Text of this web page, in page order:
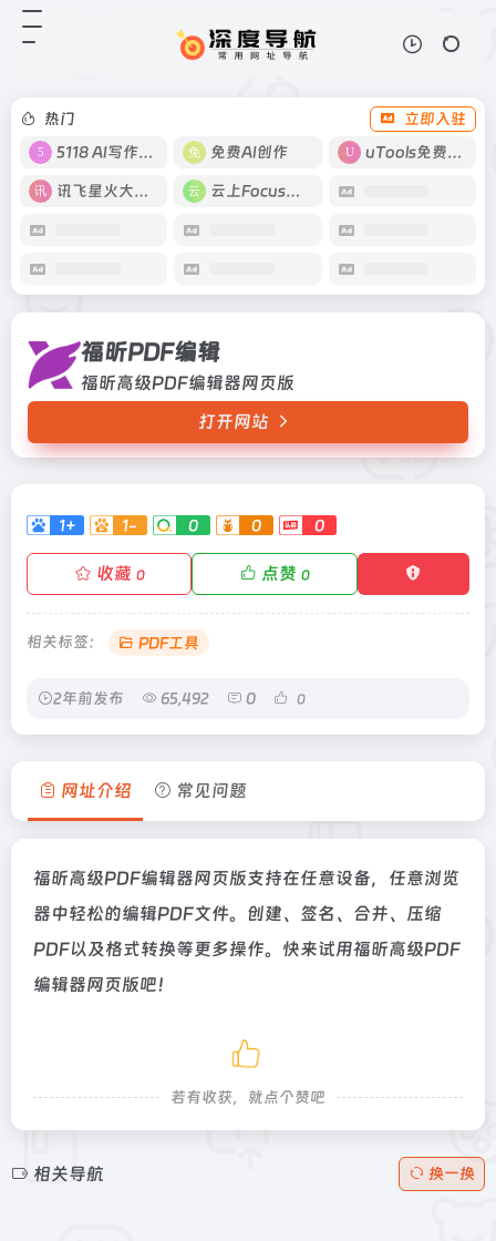
热门
立即入驻
5118 AI写作工具
免费AI创作 uTools免费工具箱
讯飞星火大模型 云上Focus接码
福昕PDF编辑
福昕高级PDF编辑器网页版
打开网站
1+ 1- 0 0 0
收藏 0 点赞 0
相关标签： PDF工具
2年前发布 65,492 0 0
网址介绍 常见问题
福昕高级PDF编辑器网页版支持在任意设备，任意浏览
器中轻松的编辑PDF文件。创建、签名、合并、压缩
PDF以及格式转换等更多操作。快来试用福昕高级PDF
编辑器网页版吧！
若有收获，就点个赞吧
相关导航 换一换